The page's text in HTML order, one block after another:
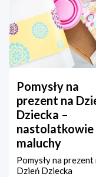
Pomysły na
prezent na
Dziecka –
nastolatkowie
maluchy
Pomysły na prezent
Dzień Dziecka